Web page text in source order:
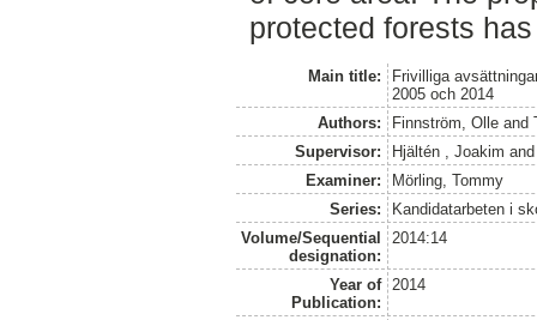
protected forests
Main title:
Frivilliga
2005 och 2014
Authors:
Finnström, Olleand
Supervisor:
Hjältén , Joakim
Examiner:
Mörling, Tommy
Series:
Kandidatarbeten i
Volume/Sequential
designation:
2014:14
Year of
Publication:
2014